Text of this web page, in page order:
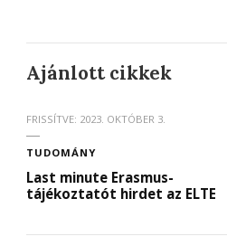
Ajánlott cikkek
FRISSÍTVE: 2023. OKTÓBER 3.
TUDOMÁNY
Last minute Erasmus-
tájékoztatót hirdet az ELTE